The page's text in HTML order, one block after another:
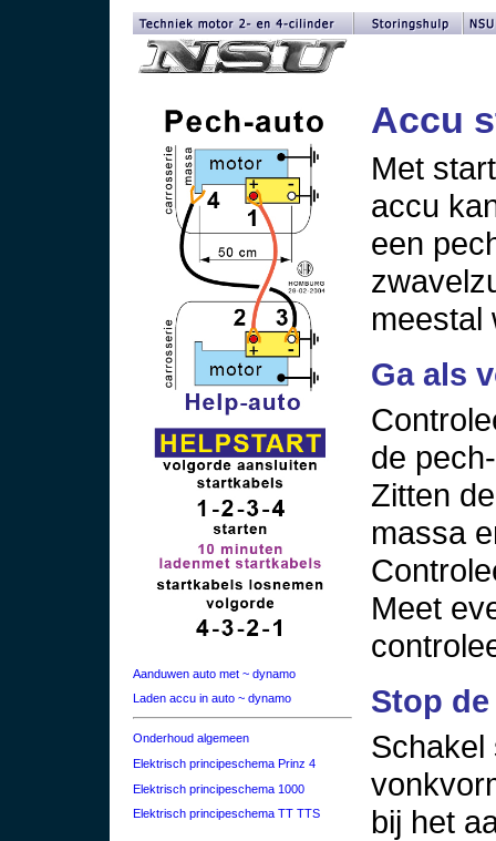
Aanduwen auto met ~ dynamo
Laden accu in auto ~ dynamo
Onderhoud algemeen
Elektrisch principeschema Prinz 4
Elektrisch principeschema 1000
Elektrisch principeschema TT TTS
Accu
Met
accu
een
meestal
Ga als
de
Zitten
massa
Meet
Stop
Schakel
bij het